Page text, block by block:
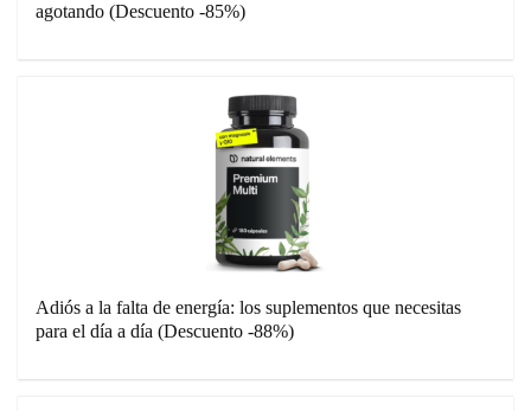
agotando (Descuento -85%)
Adiós a la falta de energía: los suplementos que necesitas
para el día a día (Descuento -88%)